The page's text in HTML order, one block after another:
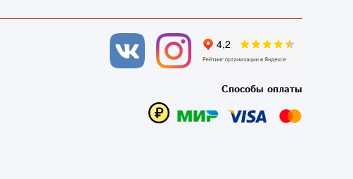
Способы оплаты